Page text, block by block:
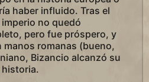
haber influido. Tras el
no quedó
pero fue próspero, y
manos romanas (bueno,
Bizancio alcanzó su
historia.